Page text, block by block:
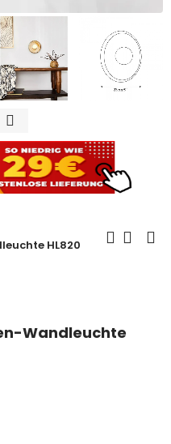
HL820
Wandleuchte